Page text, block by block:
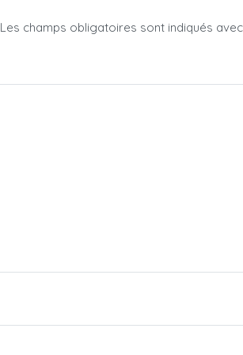
Les champs obligatoires sont indiqués